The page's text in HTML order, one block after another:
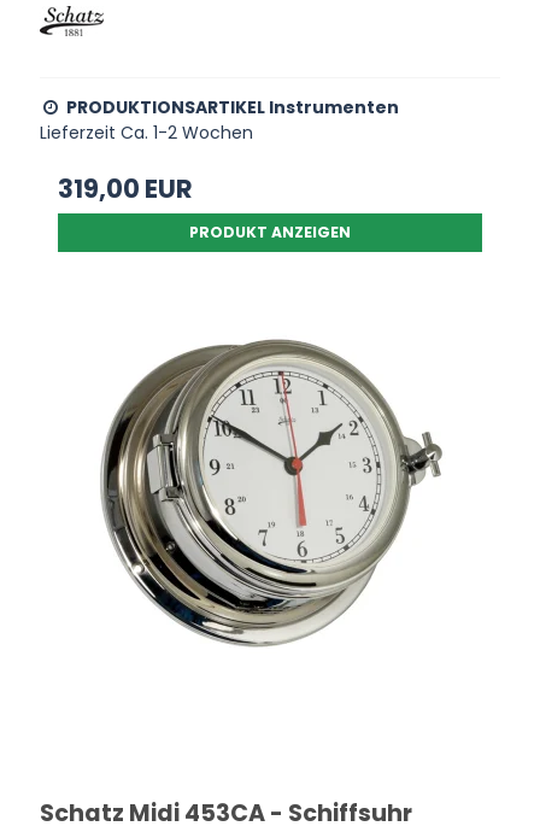
PRODUKTIONSARTIKEL Instrumenten
Lieferzeit Ca. 1-2 Wochen
319,00 EUR
PRODUKT ANZEIGEN
Schatz Midi 453CA - Schiffsuhr